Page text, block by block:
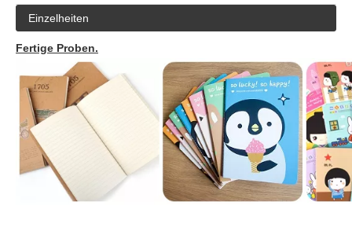
Einzelheiten
Fertige Proben.